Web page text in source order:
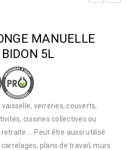
MANUELLE
5L
verreries, couverts,
cuisines collectives ou
Peut être aussi utilisé
plans de travail, murs